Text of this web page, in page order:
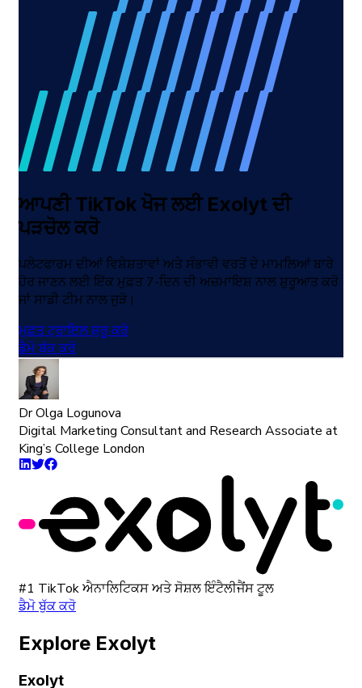
ਆਪਣੀ TikTok ਖੋਜ ਲਈ Exolyt ਦੀ
ਪੜਚੋਲ ਕਰੋ
ਪਲੇਟਫਾਰਮ ਦੀਆਂ ਵਿਸ਼ੇਸ਼ਤਾਵਾਂ ਅਤੇ ਸੰਭਾਵੀ ਵਰਤੋਂ ਦੇ ਮਾਮਲਿਆਂ ਬਾਰੇ
ਹੋਰ ਜਾਣਨ ਲਈ ਇੱਕ ਮੁਫ਼ਤ 7-ਦਿਨ ਦੀ ਅਜ਼ਮਾਇਸ਼ ਨਾਲ ਸ਼ੁਰੂਆਤ ਕਰੋ
ਜਾਂ ਸਾਡੀ ਟੀਮ ਨਾਲ ਜੁੜੋ।
ਮੁਫ਼ਤ ਟ੍ਰਾਇਲ ਸ਼ੁਰੂ ਕਰੋ
ਡੈਮੋ ਬੁੱਕ ਕਰੋ
Dr Olga Logunova
Digital Marketing Consultant and Research Associate at
King’s College London
#1 TikTok ਐਨਾਲਿਟਿਕਸ ਅਤੇ ਸੋਸ਼ਲ ਇੰਟੈਲੀਜੈਂਸ ਟੂਲ
ਡੈਮੋ ਬੁੱਕ ਕਰੋ
Explore Exolyt
Exolyt